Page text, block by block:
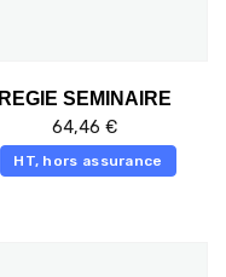
REGIE SEMINAIRE
64,46 €
HT, hors assurance